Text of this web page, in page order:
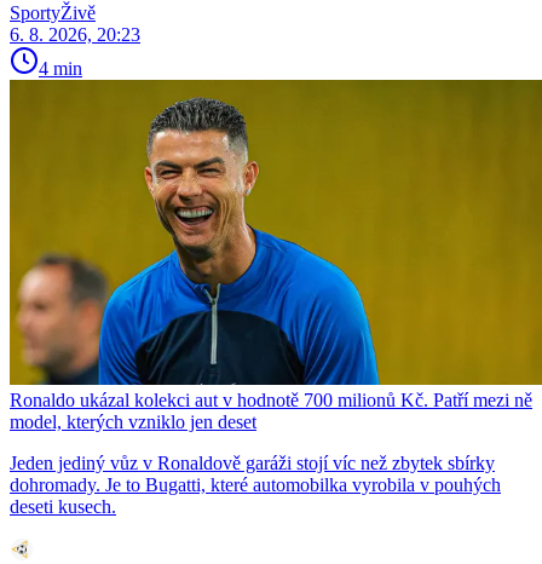
SportyŽivě
6. 8. 2026, 20:23
4 min
Ronaldo ukázal kolekci aut v hodnotě 700 milionů Kč. Patří mezi ně
model, kterých vzniklo jen deset
Jeden jediný vůz v Ronaldově garáži stojí víc než zbytek sbírky
dohromady. Je to Bugatti, které automobilka vyrobila v pouhých
deseti kusech.